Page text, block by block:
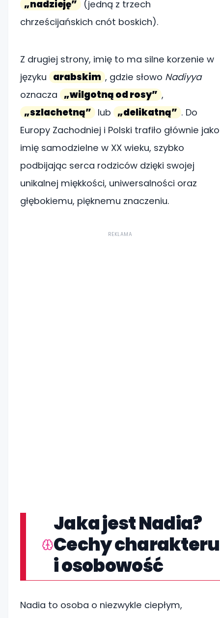
„nadzieję”
(jedną z trzech
chrześcijańskich cnót boskich).
Z drugiej strony, imię to ma silne korzenie w
języku arabskim , gdzie słowo Nadiyya
oznacza „wilgotną od rosy” ,
„szlachetną” lub „delikatną” . Do
Europy Zachodniej i Polski trafiło głównie jako
imię samodzielne w XX wieku, szybko
podbijając serca rodziców dzięki swojej
unikalnej miękkości, uniwersalności oraz
głębokiemu, pięknemu znaczeniu.
REKLAMA
Jaka jest Nadia?
Cechy charakteru
i osobowość
Nadia to osoba o niezwykle ciepłym,